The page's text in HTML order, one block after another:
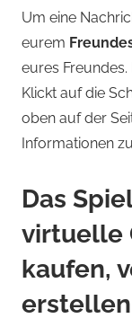
Um eine
eurem
eures
Klickt auf die
oben auf der
Informationen
Das
virtuelle
kaufen,
erstellen